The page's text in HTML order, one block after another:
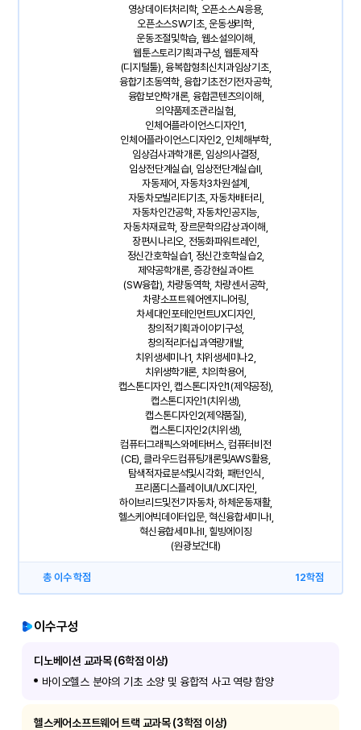
영상데이터처리학, 오픈소스AI응용,
오픈소스SW기초, 운동생리학,
운동조절및학습, 웹소설의이해,
웹툰스토리기획과구성, 웹툰제작
(디지털툴), 융복합형최신치과임상기초,
융합기초동역학, 융합기초전기전자공학,
융합보안학개론, 융합콘텐츠의이해,
의약품제조관리실험,
인체어플라이언스디자인1,
인체어플라이언스디자인2, 인체해부학,
임상검사과학개론, 임상의사결정,
임상전단계실습I, 임상전단계실습II,
자동제어, 자동차3차원설계,
자동차모빌리티기초, 자동차배터리,
자동차인간공학, 자동차인공지능,
자동차재료학, 장르문학의감상과이해,
장편시나리오, 전동화파워트레인,
정신간호학실습1, 정신간호학실습2,
제약공학개론, 증강현실과아트
(SW융합), 차량동역학, 차량센서공학,
차량소프트웨어엔지니어링,
차세대인포테인먼트UX디자인,
창의적기획과이야기구성,
창의적리더십과역량개발,
치위생세미나1, 치위생세미나2,
치위생학개론, 치의학용어,
캡스톤디자인, 캡스톤디자인1(제약공정),
캡스톤디자인1(치위생),
캡스톤디자인2(제약품질),
캡스톤디자인2(치위생),
컴퓨터그래픽스와메타버스, 컴퓨터비전
(CE), 클라우드컴퓨팅개론및AWS활용,
탐색적자료분석및시각화, 패턴인식,
프리폼디스플레이UI/UX디자인,
하이브리드및전기자동차, 하체운동재활,
헬스케어빅데이터입문, 혁신융합세미나I,
혁신융합세미나II, 힐빙에이징
(원광보건대)
총 이수 학점 12학점
이수구성
디노베이션 교과목 (6학점 이상)
바이오헬스 분야의 기초 소양 및 융합적 사고 역량 함양
헬스케어소프트웨어 트랙 교과목 (3학점 이상)